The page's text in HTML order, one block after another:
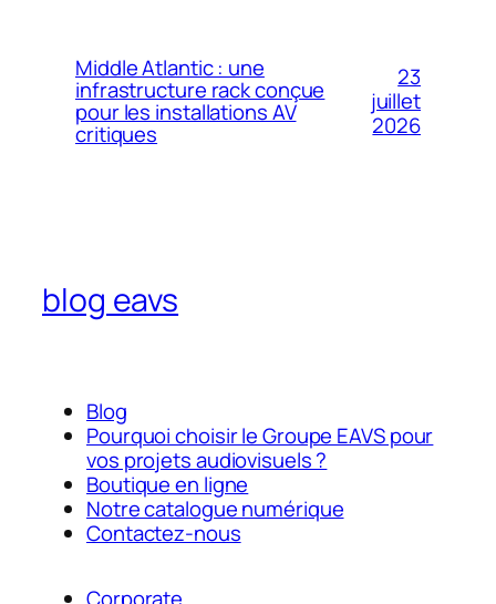
Middle Atlantic : une
infrastructure rack conçue
pour les installations AV
critiques
23
juillet
2026
blog eavs
Blog
Pourquoi choisir le Groupe EAVS pour
vos projets audiovisuels ?
Boutique en ligne
Notre catalogue numérique
Contactez-nous
Corporate